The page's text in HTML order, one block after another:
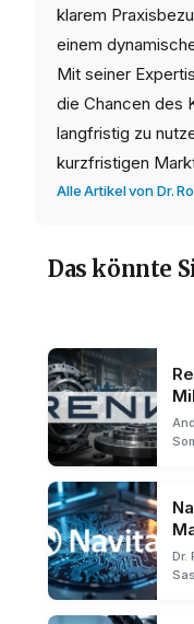
klarem
einem
Mit seiner
die Chancen des
langfristig zu
kurzfristigen
Alle Artikel von Dr.
Das könnte
Dr.